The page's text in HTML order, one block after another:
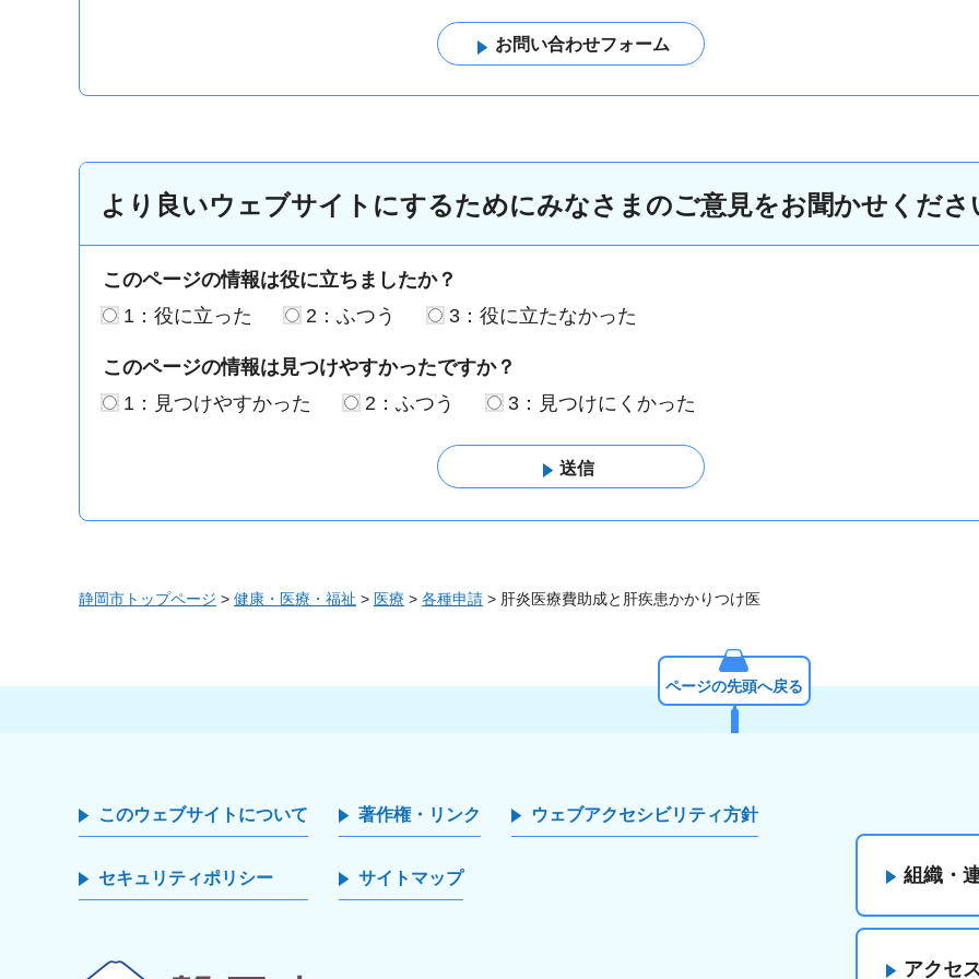
より良いウェブサイトにするためにみなさまのご意見をお聞かせくださ
このページの情報は役に立ちましたか？
1：役に立った
2：ふつう 3：役に立たなかった
このページの情報は見つけやすかったですか？
1：見つけやすかった
2：ふつう 3：見つけにくかった
静岡市トップページ > 健康・医療・福祉 > 医療 > 各種申請 > 肝炎医療費助成と肝疾患かかりつけ医
ページの先頭へ戻る
このウェブサイトについて 著作権・リンク ウェブアクセシビリティ方針
セキュリティポリシー サイトマップ 組織・
アクセ